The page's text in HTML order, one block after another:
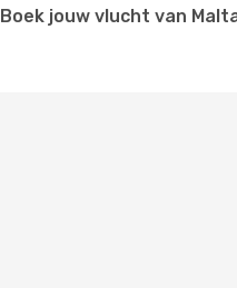
Boek jouw vlucht van